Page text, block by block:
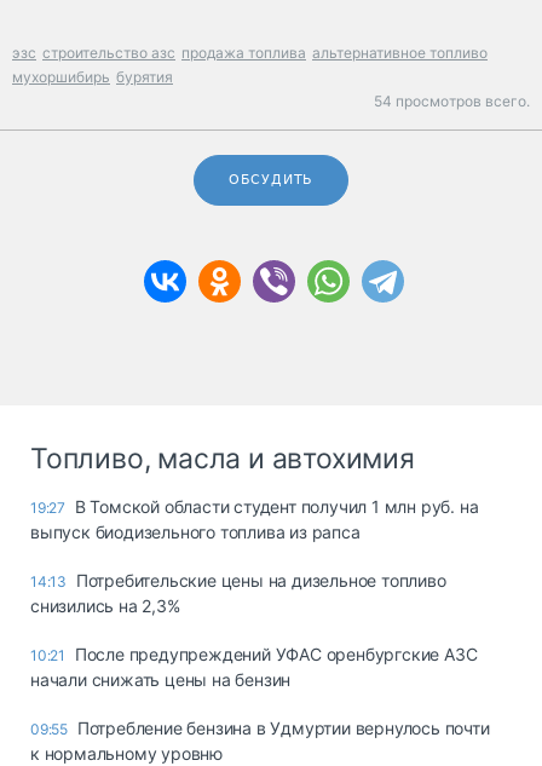
эзс строительство азс продажа топлива альтернативное топливо
мухоршибирь бурятия
54 просмотров всего.
ОБСУДИТЬ
Топливо, масла и автохимия
19:27
В Томской области студент получил 1 млн руб. на
выпуск биодизельного топлива из рапса
14:13
Потребительские цены на дизельное топливо
снизились на 2,3%
10:21
После предупреждений УФАС оренбургские АЗС
начали снижать цены на бензин
09:55 Потребление бензина в Удмуртии вернулось почти
к нормальному уровню